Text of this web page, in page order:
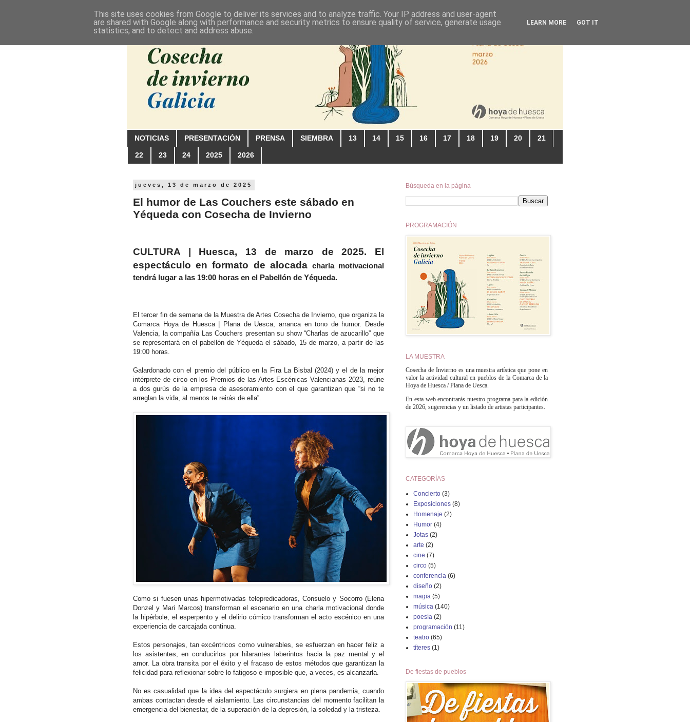
NOTICIAS PRESENTACIÓN PRENSA SIEMBRA 13 14 15 16 17 18 19 20 21
22 23 24 2025 2026
jueves, 13 de marzo de 2025
El humor de Las Couchers este sábado en
Yéqueda con Cosecha de Invierno
CULTURA | Huesca, 13 de marzo de 2025. El
espectáculo en formato de alocada charla motivacional
tendrá lugar a las 19:00 horas en el Pabellón de Yéqueda.
El tercer fin de semana de la Muestra de Artes Cosecha de Invierno, que organiza la
Comarca Hoya de Huesca | Plana de Uesca, arranca en tono de humor. Desde
Valencia, la compañía Las Couchers presentan su show “Charlas de azucarillo” que
se representará en el pabellón de Yéqueda el sábado, 15 de marzo, a partir de las
19:00 horas.
Galardonado con el premio del público en la Fira La Bisbal (2024) y el de la mejor
intérprete de circo en los Premios de las Artes Escénicas Valencianas 2023, reúne
a dos gurús de la empresa de asesoramiento con el que garantizan que “si no te
arreglan la vida, al menos te reirás de ella”.
Como si fuesen unas hipermotivadas telepredicadoras, Consuelo y Socorro (Elena
Donzel y Mari Marcos) transforman el escenario en una charla motivacional donde
la hipérbole, el esperpento y el delirio cómico transforman el acto escénico en una
experiencia de carcajada continua.
Estos personajes, tan excéntricos como vulnerables, se esfuerzan en hacer feliz a
los asistentes, en conducirlos por hilarantes laberintos hacia la paz mental y el
amor. La obra transita por el éxito y el fracaso de estos métodos que garantizan la
felicidad para reflexionar sobre lo fatigoso e imposible que, a veces, es alcanzarla.
No es casualidad que la idea del espectáculo surgiera en plena pandemia, cuando
ambas contactan desde el aislamiento. Las circunstancias del momento facilitan la
emergencia del bienestar, de la superación de la depresión, la soledad y la tristeza.
Búsqueda en la página
PROGRAMACIÓN
LA MUESTRA
Cosecha de Invierno es una muestra artística que pone en
valor la actividad cultural en pueblos de la Comarca de la
Hoya de Huesca / Plana de Uesca.
En esta web encontrarás nuestro programa para la edición
de 2026, sugerencias y un listado de artistas participantes.
CATEGORÍAS
Concierto (3)
Exposiciones (8)
Homenaje (2)
Humor (4)
Jotas (2)
arte (2)
cine (7)
circo (5)
conferencia (6)
diseño (2)
magia (5)
música (140)
poesía (2)
programación (11)
teatro (65)
títeres (1)
De fiestas de pueblos
This site uses cookies from Google to deliver its services and to analyze traffic. Your IP address and user-agent
are shared with Google along with performance and security metrics to ensure quality of service, generate usage
statistics, and to detect and address abuse.
LEARN MORE GOT IT